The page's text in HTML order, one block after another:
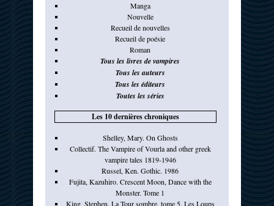
Manga
Nouvelle
Recueil de nouvelles
Recueil de poésie
Roman
Tous les livres de vampires
Tous les auteurs
Tous les éditeurs
Toutes les séries
Les 10 dernières chroniques
Shelley, Mary. On Ghosts
Collectif. The Vampire of Vourla and other greek
vampire tales 1819-1946
Russel, Ken. Gothic. 1986
Fujita, Kazuhiro. Crescent Moon, Dance with the
Monster. Tome 1
King, Stephen. La Tour sombre, tome 5. Les Loups